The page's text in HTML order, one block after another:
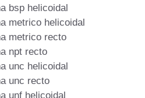
bsp helicoidal
metrico helicoidal
metrico recto
npt recto
unc helicoidal
unc recto
unf helicoidal